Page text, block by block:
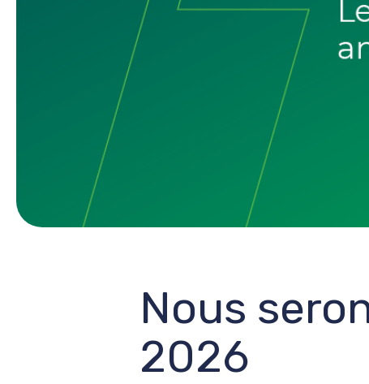
Nous
2026